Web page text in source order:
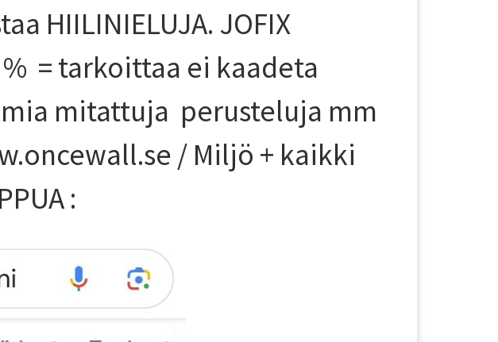
HIILINIELUJA. JOFIX
= tarkoittaa ei kaadeta
mitattuja perusteluja mm
/ Miljö + kaikki
: